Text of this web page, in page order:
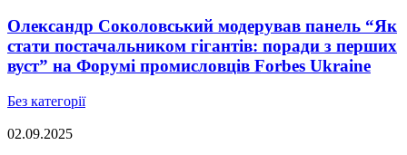
Олександр Соколовський модерував панель “Як
стати постачальником гігантів: поради з перших
вуст” на Форумі промисловців Forbes Ukraine
Без категорії
02.09.2025